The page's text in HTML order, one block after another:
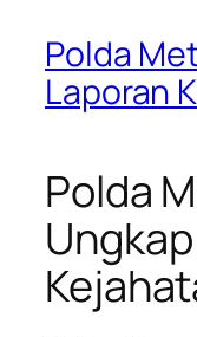
Polda
Laporan
Polda